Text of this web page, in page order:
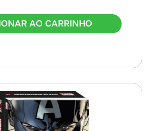
AO CARRINHO